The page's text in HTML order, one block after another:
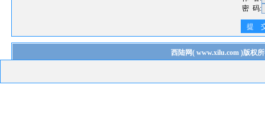
密 码:
提
西陆网( www.xilu.com)版权